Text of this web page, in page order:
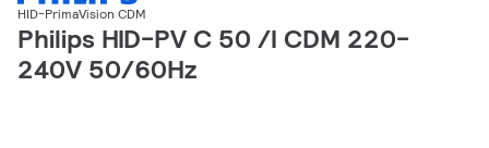
HID-PrimaVision CDM
Philips HID-PV C 50 /I CDM 220-
240V 50/60Hz